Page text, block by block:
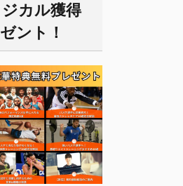
ジカル獲得
ント！